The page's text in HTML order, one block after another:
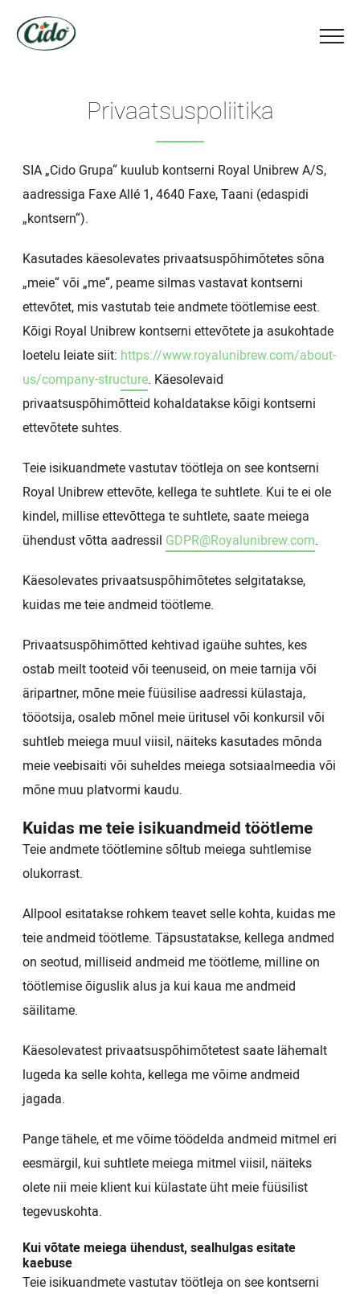
Privaatsuspoliitika
SIA „Cido Grupa“ kuulub kontserni Royal Unibrew A/S,
aadressiga Faxe Allé 1, 4640 Faxe, Taani (edaspidi
„kontsern“).
Kasutades käesolevates privaatsuspõhimõtetes sõna
„meie“ või „me“, peame silmas vastavat kontserni
ettevõtet, mis vastutab teie andmete töötlemise eest.
Kõigi Royal Unibrew kontserni ettevõtete ja asukohtade
loetelu leiate siit: https://www.royalunibrew.com/about-
us/company-structure. Käesolevaid
privaatsuspõhimõtteid kohaldatakse kõigi kontserni
ettevõtete suhtes.
Teie isikuandmete vastutav töötleja on see kontserni
Royal Unibrew ettevõte, kellega te suhtlete. Kui te ei ole
kindel, millise ettevõttega te suhtlete, saate meiega
ühendust võtta aadressil GDPR@Royalunibrew.com.
Käesolevates privaatsuspõhimõtetes selgitatakse,
kuidas me teie andmeid töötleme.
Privaatsuspõhimõtted kehtivad igaühe suhtes, kes
ostab meilt tooteid või teenuseid, on meie tarnija või
äripartner, mõne meie füüsilise aadressi külastaja,
tööotsija, osaleb mõnel meie üritusel või konkursil või
suhtleb meiega muul viisil, näiteks kasutades mõnda
meie veebisaiti või suheldes meiega sotsiaalmeedia või
mõne muu platvormi kaudu.
Kuidas me teie isikuandmeid töötleme
Teie andmete töötlemine sõltub meiega suhtlemise
olukorrast.
Allpool esitatakse rohkem teavet selle kohta, kuidas me
teie andmeid töötleme. Täpsustatakse, kellega andmed
on seotud, milliseid andmeid me töötleme, milline on
töötlemise õiguslik alus ja kui kaua me andmeid
säilitame.
Käesolevatest privaatsuspõhimõtetest saate lähemalt
lugeda ka selle kohta, kellega me võime andmeid
jagada.
Pange tähele, et me võime töödelda andmeid mitmel eri
eesmärgil, kui suhtlete meiega mitmel viisil, näiteks
olete nii meie klient kui külastate üht meie füüsilist
tegevuskohta.
Kui võtate meiega ühendust, sealhulgas esitate
kaebuse
Teie isikuandmete vastutav töötleja on see kontserni